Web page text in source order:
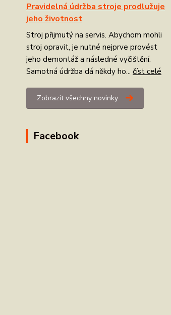
Pravidelná údržba stroje prodlužuje
jeho životnost
Stroj přijmutý na servis. Abychom mohli
stroj opravit, je nutné nejprve provést
jeho demontáž a následné vyčištění.
Samotná údržba dá někdy ho... číst celé
Zobrazit všechny novinky
Facebook